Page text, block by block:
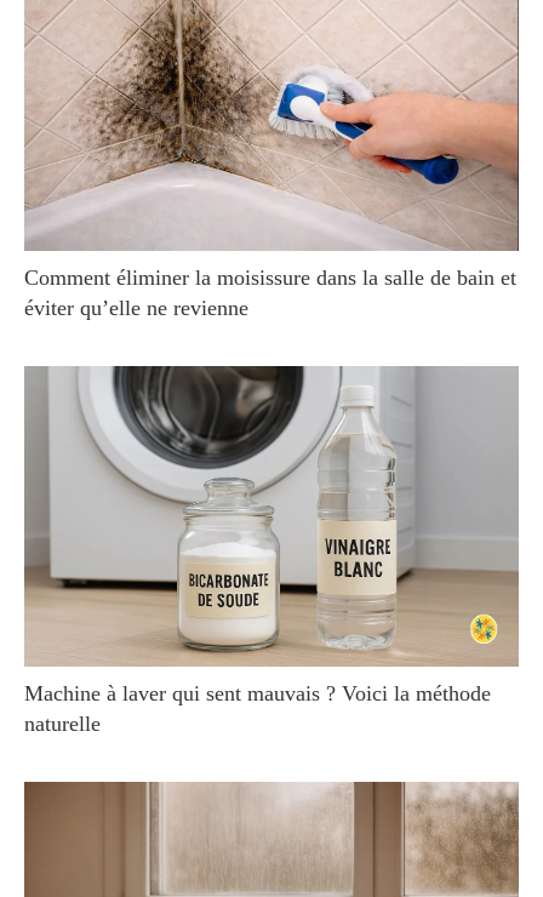
Comment éliminer la moisissure dans la salle de bain et
éviter qu’elle ne revienne
Machine à laver qui sent mauvais ? Voici la méthode
naturelle